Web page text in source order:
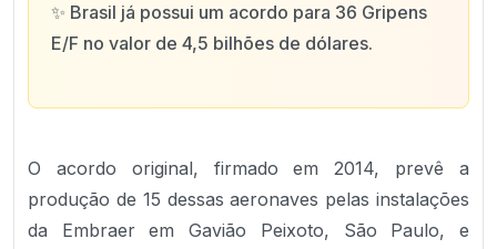
✨ Brasil já possui um acordo para 36 Gripens
E/F no valor de 4,5 bilhões de dólares.
O acordo original, firmado em 2014, prevê a
produção de 15 dessas aeronaves pelas instalações
da Embraer em Gavião Peixoto, São Paulo, e